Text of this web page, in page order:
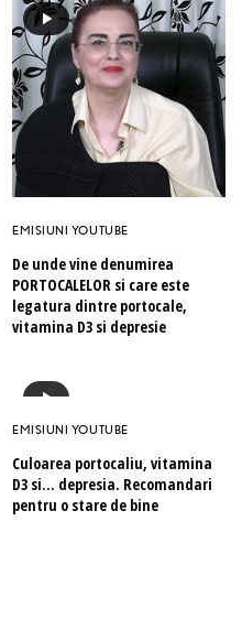
EMISIUNI YOUTUBE
De unde vine denumirea
PORTOCALELOR si care este
legatura dintre portocale,
vitamina D3 si depresie
EMISIUNI YOUTUBE
Culoarea portocaliu, vitamina
D3 si… depresia. Recomandari
pentru o stare de bine